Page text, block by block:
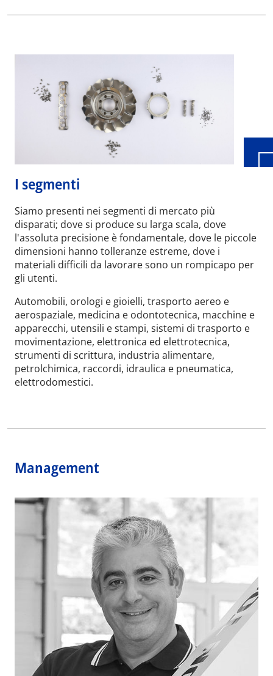
I segmenti
Siamo presenti nei segmenti di mercato più
disparati; dove si produce su larga scala, dove
l'assoluta precisione è fondamentale, dove le piccole
dimensioni hanno tolleranze estreme, dove i
materiali difficili da lavorare sono un rompicapo per
gli utenti.
Automobili, orologi e gioielli, trasporto aereo e
aerospaziale, medicina e odontotecnica, macchine e
apparecchi, utensili e stampi, sistemi di trasporto e
movimentazione, elettronica ed elettrotecnica,
strumenti di scrittura, industria alimentare,
petrolchimica, raccordi, idraulica e pneumatica,
elettrodomestici.
Management